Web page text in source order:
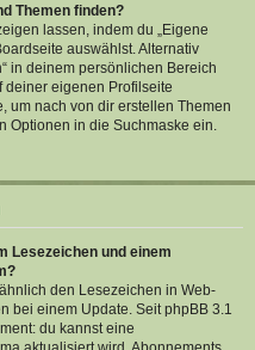
Themen finden?
lassen, indem du „Eigene
auswählst. Alternativ
in deinem persönlichen Bereich
deiner eigenen Profilseite
um nach von dir erstellen Themen
Optionen in die Suchmaske ein.
Lesezeichen und einem
den Lesezeichen in Web-
bei einem Update. Seit phpBB 3.1
du kannst eine